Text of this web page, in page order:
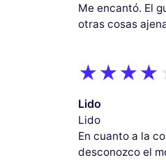
Me encantó. El
otras cosas
Lido
Lido
En cuanto a la
desconozco el